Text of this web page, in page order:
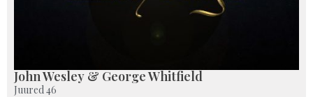
John Wesley & George Whitfield
Juured 46